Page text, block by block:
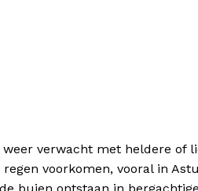
verwacht met heldere of
voorkomen, vooral in